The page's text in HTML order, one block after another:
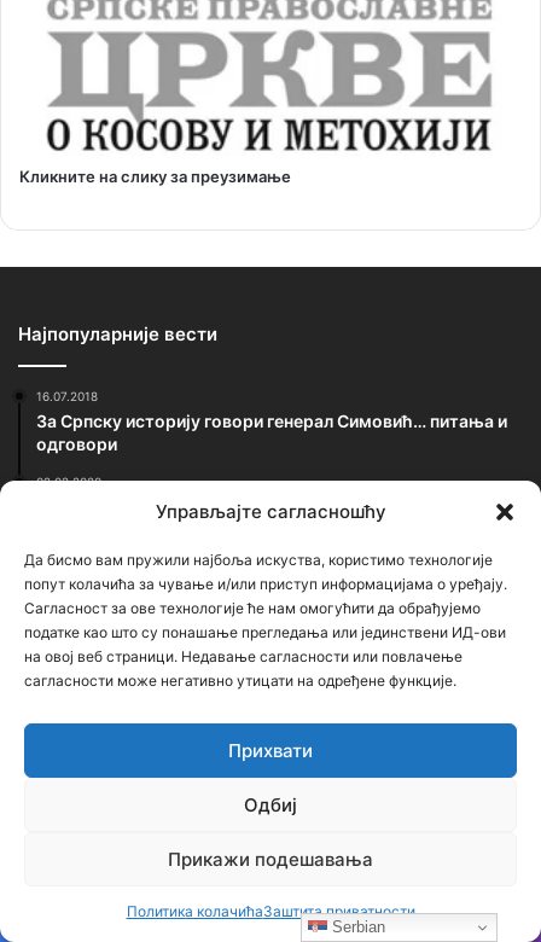
Управљајте сагласношћу
Да бисмо вам пружили најбоља искуства, користимо технологије
попут колачића за чување и/или приступ информацијама о уређају.
Сагласност за ове технологије ће нам омогућити да обрађујемо
податке као што су понашање прегледања или јединствени ИД-ови
на овој веб страници. Недавање сагласности или повлачење
сагласности може негативно утицати на одређене функције.
Прихвати
Одбиј
Прикажи подешавања
Политика колачићаЗаштита приватности
Кликните на слику за преузимање
Најпопуларније вести
16.07.2018
За Српску историју говори генерал Симовић… питања и
одговори
02.02.2020
Овако је било вечерас у Црној Гори која је оборила
23.02.2021
Застрашујућа сведочења српског патолога: Ово је
једина истина о броју убијених у Јасеновцу
Најновији чланци
Бојанић: Србија се буди – али тек сада
почиње најважнија битка
Бојанић: ОЛУЈА… Битка за истину води се
и бројкама
Serbian